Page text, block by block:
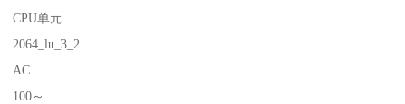
CPU单元
2064_lu_3_2
AC
100～